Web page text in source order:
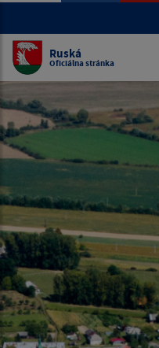
Ruská
Oficiálna stránka